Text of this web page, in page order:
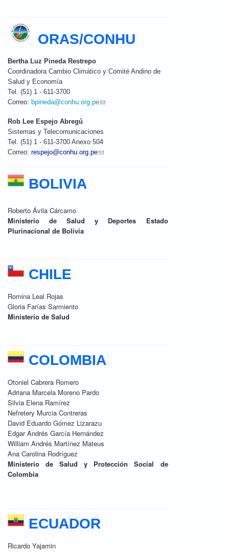
ORAS/CONHU
Bertha Luz Pineda Restrepo
Coordinadora Cambio Climático y Comité Andino de
Salud y Economía
Tel. (51) 1 - 611-3700
Correo: bpineda@conhu.org.pe(link sends e-mail)
Rob Lee Espejo Abregú
Sistemas y Telecomunicaciones
Tel. (51) 1 - 611-3700 Anexo 504
Correo: respejo@conhu.org.pe(link sends e-mail)
BOLIVIA
Roberto Ávila Cárcamo
Ministerio de Salud y Deportes Estado
Plurinacional de Bolivia
CHILE
Romina Leal Rojas
Gloria Farías Sarmiento
Ministerio de Salud
COLOMBIA
Otoniel Cabrera Romero
Adriana Marcela Moreno Pardo
Silvia Elena Ramírez
Nefretery Murcia Contreras
David Eduardo Gómez Lizarazu
Edgar Andrés García Hernández
William Andrés Martínez Mateus
Ana Carolina Rodríguez
Ministerio de Salud y Protección Social de
Colombia
ECUADOR
Ricardo Yajamin